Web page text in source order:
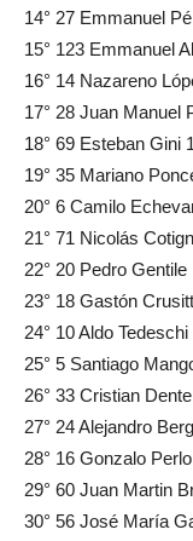
14° 27 Emmanuel
15° 123 Emmanuel
16° 14 Nazareno
17° 28 Juan Manuel
18° 69 Esteban Gini
19° 35 Mariano
20° 6 Camilo
21° 71 Nicolás
22° 20 Pedro
23° 18 Gastón
24° 10 Aldo
25° 5 Santiago
26° 33 Cristian
27° 24 Alejandro
28° 16 Gonzalo
29° 60 Juan Martin
30° 56 José María